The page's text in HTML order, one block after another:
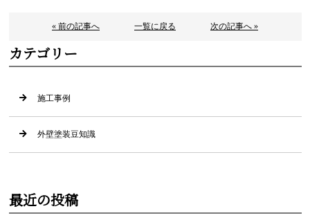
« 前の記事へ 一覧に戻る 次の記事へ »
カテゴリー
施工事例
外壁塗装豆知識
最近の投稿